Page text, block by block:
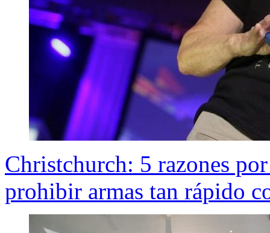
Christchurch: 5 razones
prohibir armas tan rápido